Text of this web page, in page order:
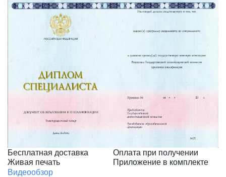
Бесплатная доставка
Живая печать
Оплата при получении
Приложение в комплекте
Видеообзор